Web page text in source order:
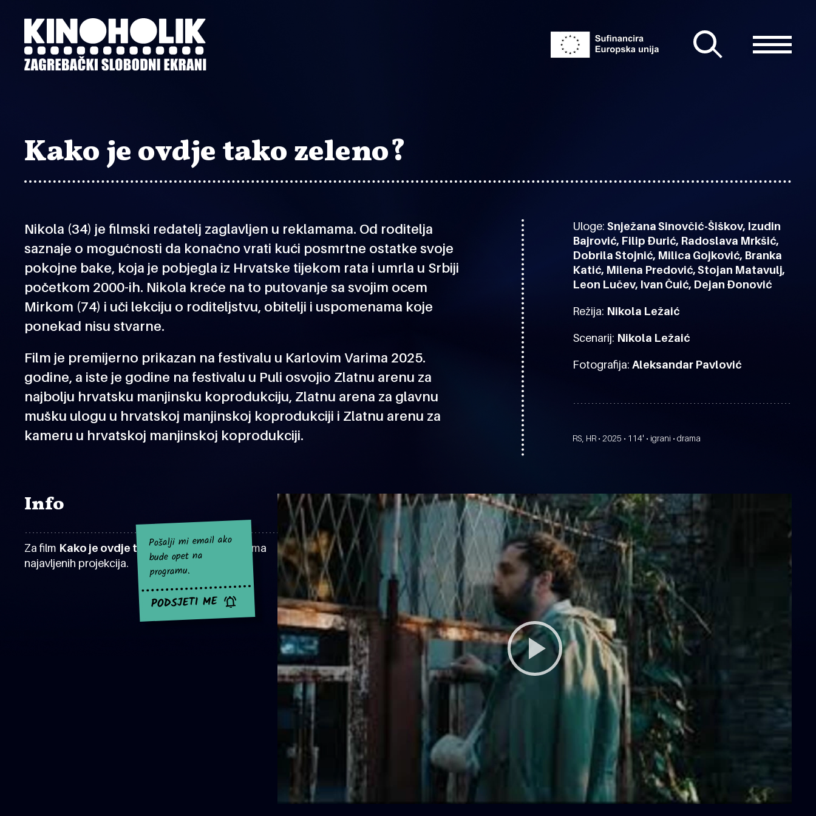
sadržaj
Kako je ovdje tako zeleno?
Nikola (34) je filmski redatelj zaglavljen u reklamama. Od roditelja
saznaje o mogućnosti da konačno vrati kući posmrtne ostatke svoje
pokojne bake, koja je pobjegla iz Hrvatske tijekom rata i umrla u Srbiji
početkom 2000-ih. Nikola kreće na to putovanje sa svojim ocem
Mirkom (74) i uči lekciju o roditeljstvu, obitelji i uspomenama koje
ponekad nisu stvarne.
Film je premijerno prikazan na festivalu u Karlovim Varima 2025.
godine, a iste je godine na festivalu u Puli osvojio Zlatnu arenu za
najbolju hrvatsku manjinsku koprodukciju, Zlatnu arena za glavnu
mušku ulogu u hrvatskoj manjinskoj koprodukciji i Zlatnu arenu za
kameru u hrvatskoj manjinskoj koprodukciji.
Uloge:Snježana Sinovčić-Šiškov, Izudin
Bajrović, Filip Đurić, Radoslava Mrkšić,
Dobrila Stojnić, Milica Gojković, Branka
Katić, Milena Predović, Stojan Matavulj,
Leon Lučev, Ivan Čuić, Dejan Đonović
Režija: Nikola Ležaić
Scenarij: Nikola Ležaić
Fotografija:Aleksandar Pavlović
RS, HR • 2025 • 114' • igrani • drama
Info
Za film Kako je ovdje tako zeleno?
za sad nema
najavljenih projekcija.
Pošalji mi email ako
bude opet na
programu.
PODSJETI ME